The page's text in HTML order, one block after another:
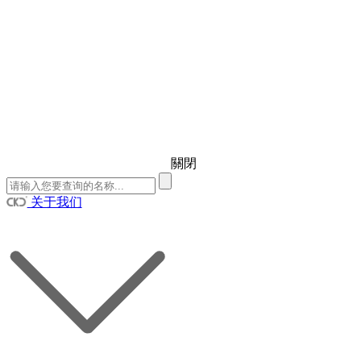
關閉
关于我们